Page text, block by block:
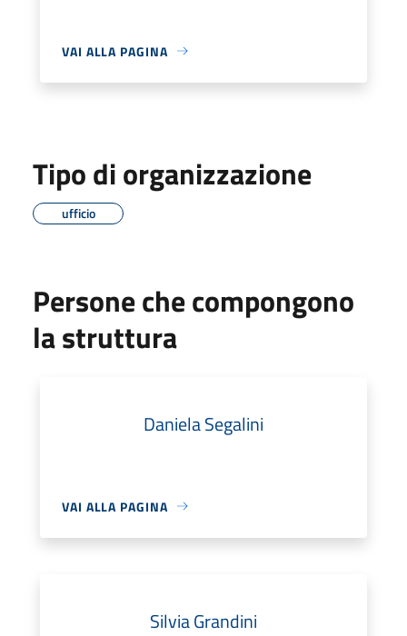
VAI ALLA PAGINA
Tipo di organizzazione
ufficio
Persone che compongono
la struttura
Daniela Segalini
VAI ALLA PAGINA
Silvia Grandini